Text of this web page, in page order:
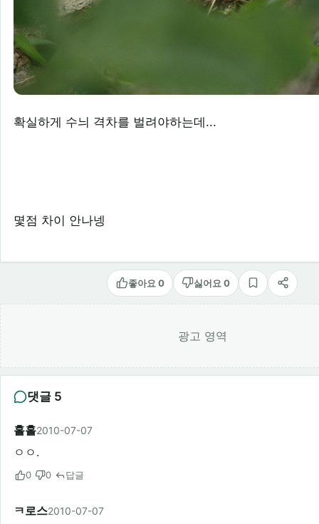
확실하게 수늬 격차를 벌려야하는데...
몇점 차이 안나넹
좋아요 0 싫어요 0
스크랩공유
광고 영역
댓글 5
홀홀2010-07-07
ㅇㅇ.
0 0 답글
ㅋ로스2010-07-07